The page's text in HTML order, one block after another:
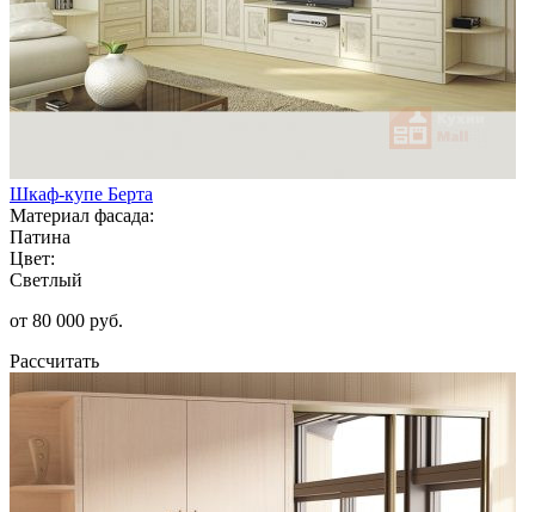
Шкаф-купе Берта
Материал фасада:
Патина
Цвет:
Светлый
от 80 000 руб.
Рассчитать